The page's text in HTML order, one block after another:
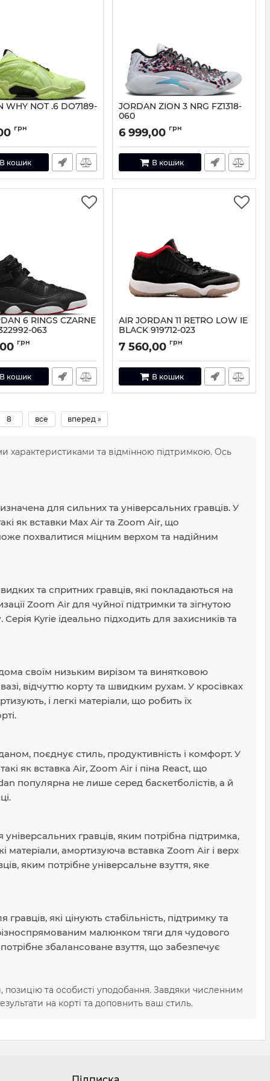
WHY NOT .6 DO7189-
700-41
грн
В кошик
JORDAN ZION 3 NRG FZ1318-
060
Артикул: FZ1318-060-41
6 999,00 грн
В кошик
6 RINGS CZARNE
063
322992-063-42
грн
В кошик
AIR JORDAN 11 RETRO LOW IE
BLACK 919712-023
Артикул: 919712-023-41
7 560,00 грн
В кошик
8 все вперед »
характеристиками та відмінною підтримкою. Ось
для сильних та універсальних гравців. У
як вставки Max Air та Zoom Air, що
похвалитися міцним верхом та надійним
та спритних гравців, які покладаються на
Zoom Air для чуйної підтримки та зігнутою
Kyrie ідеально підходить для захисників та
своїм низьким вирізом та винятковою
відчуттю корту та швидким рухам. У кросівках
і легкі матеріали, що робить їх
поєднує стиль, продуктивність і комфорт. У
як вставка Air, Zoom Air і піна React, що
популярна не лише серед баскетболістів, а й
гравців, яким потрібна підтримка,
матеріали, амортизуюча вставка Zoom Air і верх
яким потрібне універсальне взуття, яке
які цінують стабільність, підтримку та
малюнком тяги для чудового
збалансоване взуття, що забезпечує
позицію та особисті уподобання. Завдяки численним
на корті та доповнить ваш стиль.